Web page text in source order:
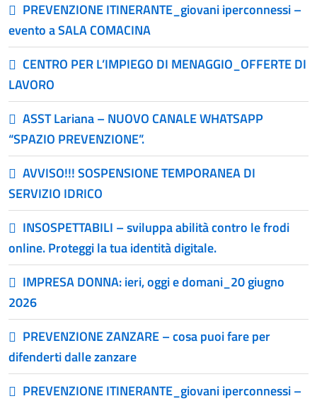
PREVENZIONE ITINERANTE_giovani iperconnessi –
evento a SALA COMACINA
CENTRO PER L’IMPIEGO DI MENAGGIO_OFFERTE DI
LAVORO
ASST Lariana – NUOVO CANALE WHATSAPP
“SPAZIO PREVENZIONE”.
AVVISO!!! SOSPENSIONE TEMPORANEA DI
SERVIZIO IDRICO
INSOSPETTABILI – sviluppa abilità contro le frodi
online. Proteggi la tua identità digitale.
IMPRESA DONNA: ieri, oggi e domani_20 giugno
2026
PREVENZIONE ZANZARE – cosa puoi fare per
difenderti dalle zanzare
PREVENZIONE ITINERANTE_giovani iperconnessi –